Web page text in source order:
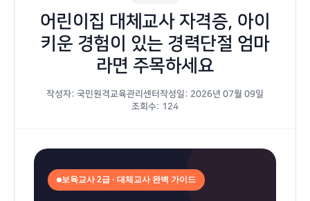
어린이집 대체교사 자격증, 아이
키운 경험이 있는 경력단절 엄마
라면 주목하세요
작성자: 국민원격교육관리센터 작성일: 2026년 07월 09일
조회수: 124
어
보육교사 2급 · 대체교사 완벽 가이드